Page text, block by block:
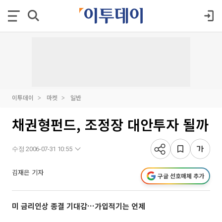
이투데이 마켓 일반
채권형펀드, 조정장 대안투자 될까
수정 2006-07-31 10:55
김재은 기자 구글 선호매체 추가
미 금리인상 종결 기대감…가입적기는 언제